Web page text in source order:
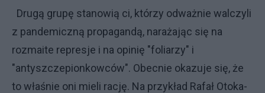
Drugą grupę stanowią ci, którzy odważnie walczyli
z pandemiczną propagandą, narażając się na
rozmaite represje i na opinię "foliarzy" i
"antyszczepionkowców". Obecnie okazuje się, że
to właśnie oni mieli rację. Na przykład Rafał Otoka-